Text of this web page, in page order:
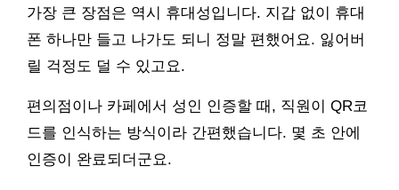
가장 큰 장점은 역시 휴대성입니다. 지갑 없이 휴대
폰 하나만 들고 나가도 되니 정말 편했어요. 잃어버
릴 걱정도 덜 수 있고요.
편의점이나 카페에서 성인 인증할 때, 직원이 QR코
드를 인식하는 방식이라 간편했습니다. 몇 초 안에
인증이 완료되더군요.